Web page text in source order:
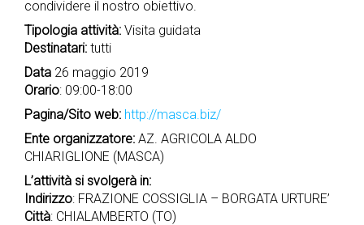
condividere il nostro obiettivo.
Tipologia attività: Visita guidata
Destinatari: tutti
Data 26 maggio 2019
Orario: 09:00-18:00
Pagina/Sito web: http://masca.biz/
Ente organizzatore: AZ. AGRICOLA ALDO
CHIARIGLIONE (MASCA)
L’attività si svolgerà in:
Indirizzo: FRAZIONE COSSIGLIA – BORGATA URTURE’
Città: CHIALAMBERTO (TO)